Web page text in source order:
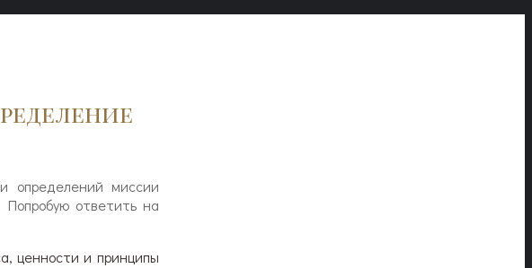
определений миссии
ответить на
ценности и принципы